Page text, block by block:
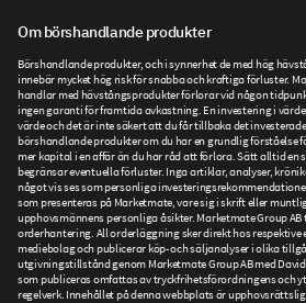
Om börshandlande produkter
Börshandlande produkter, och i synnerhet de med hög
innebär mycket hög risk för snabba och kraftiga förluster.
handlar med hävstångsprodukter förlorar vid någon
ingen garanti för framtida avkastning. En investering i
värde och det är inte säkert att du får tillbaka det
börshandlande produkter om du har en grundlig förståelse
mer kapital i en affär än du har råd att förlora. Sätt alltid en
begränsar eventuella förluster. Inga artiklar, analyser,
något vis ses som personliga
som presenteras på Marketmate, vare sig i skrift eller
upphovsmännens personliga åsikter. Marketmate Group
orderhantering. All orderläggning sker direkt hos
mediebolag och publicerar köp- och säljanalyser i olika
utgivningstillstånd genom Marketmate Group AB med
som publiceras omfattas av tryckfrihetsförordningens och
regelverk. Innehållet på denna webbplats är